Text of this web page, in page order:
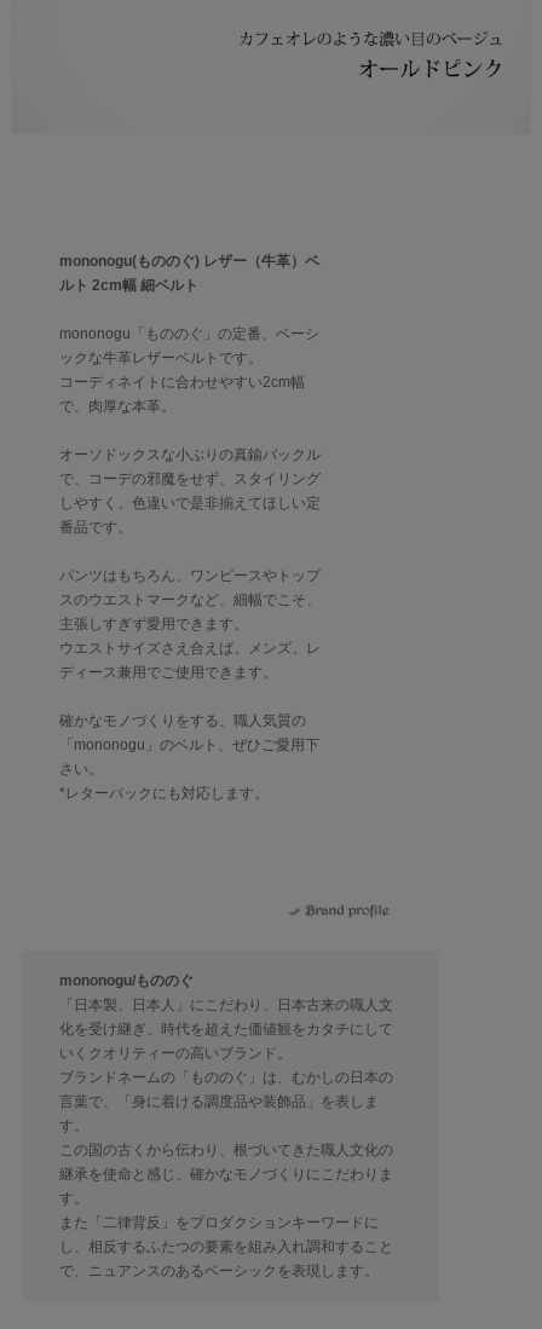
mononogu(もののぐ) レザー（牛革）ベ
ルト 2cm幅 細ベルト
mononogu「もののぐ」の定番、ベーシ
ックな牛革レザーベルトです。
コーディネイトに合わせやすい2cm幅
で、肉厚な本革。
オーソドックスな小ぶりの真鍮バックル
で、コーデの邪魔をせず、スタイリング
しやすく、色違いで是非揃えてほしい定
番品です。
パンツはもちろん、ワンピースやトップ
スのウエストマークなど、細幅でこそ、
主張しすぎず愛用できます。
ウエストサイズさえ合えば、メンズ、レ
ディース兼用でご使用できます。
確かなモノづくりをする、職人気質の
「mononogu」のベルト、ぜひご愛用下
さい。
*レターパックにも対応します。
mononogu/もののぐ
「日本製、日本人」にこだわり、日本古来の職人文
化を受け継ぎ、時代を超えた価値観をカタチにして
いくクオリティーの高いブランド。
ブランドネームの「もののぐ」は、むかしの日本の
言葉で、「身に着ける調度品や装飾品」を表しま
す。
この国の古くから伝わり、根づいてきた職人文化の
継承を使命と感じ、確かなモノづくりにこだわりま
す。
また「二律背反」をプロダクションキーワードに
し、相反するふたつの要素を組み入れ調和すること
で、ニュアンスのあるベーシックを表現します。